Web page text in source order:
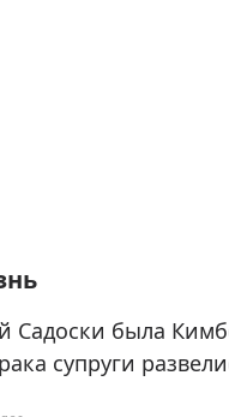
Садоски была
супруги